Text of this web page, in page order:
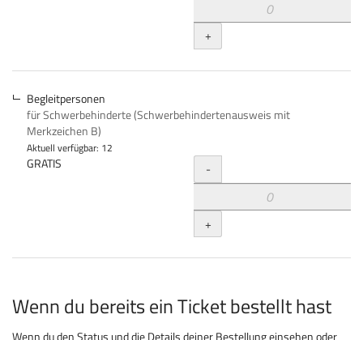
+
Begleitpersonen
für Schwerbehinderte (Schwerbehindertenausweis mit
Merkzeichen B)
Aktuell verfügbar: 12
GRATIS Menge
-
+
Wenn du bereits ein Ticket bestellt hast